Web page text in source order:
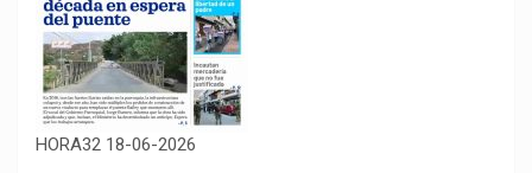
HORA32 18-06-2026